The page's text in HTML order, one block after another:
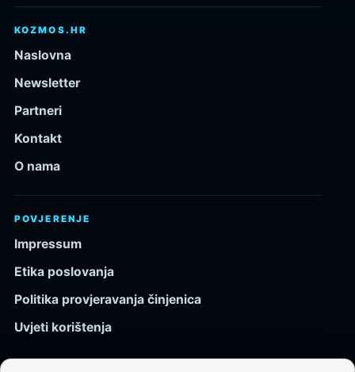
KOZMOS.HR
Naslovna
Newsletter
Partneri
Kontakt
O nama
POVJERENJE
Impressum
Etika poslovanja
Politika provjeravanja činjenica
Uvjeti korištenja